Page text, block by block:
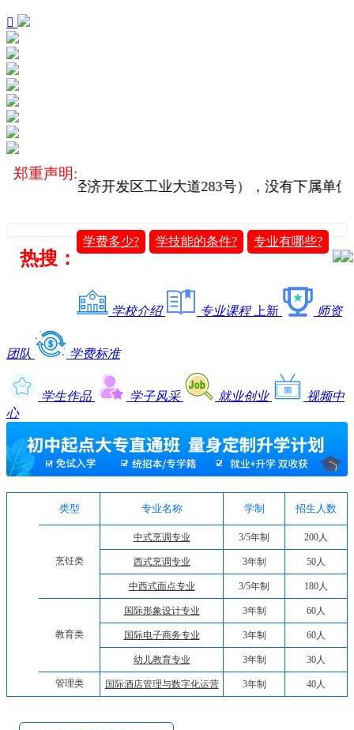

郑重声明:
县老城经济开发区工业大道283号），没有下属单
热搜：
学费多少? 学技能的条件? 专业有哪些?
学校介绍 专业课程 上新 师资
团队 学费标准
学生作品 学子风采 就业创业
视频中
心
类型 专业名称 学制 招生人数
烹饪类
中式烹调专业
西式烹调专业
中西式面点专业
3/5年制
3年制
3/5年制
200人
50人
180人
教育类
国际形象设计专业
国际电子商务专业
幼儿教育专业
3年制
3年制
3年制
60人
60人
30人
管理类 国际酒店管理与数字化运营 3年制 40人